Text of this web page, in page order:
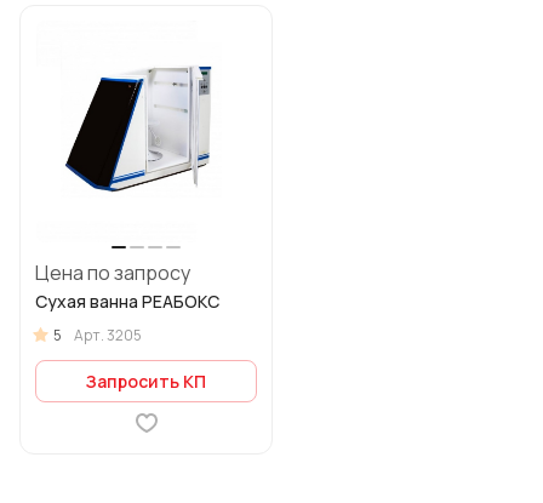
Цена по запросу
Сухая ванна РЕАБОКС
5 Арт.3205
Запросить КП